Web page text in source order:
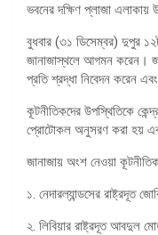
ভবনের দক্ষিণ প্লাজা এলাকায়
বুধবার (৩১ ডিসেম্বর) দুপুর
জানাজাস্থলে আগমন করেন।
প্রতি শ্রদ্ধা নিবেদন করেন
কূটনীতিকদের উপস্থিতিকে
প্রোটোকল অনুসরণ করা হয়
জানাজায় অংশ নেওয়া
১. নেদারল্যান্ডসের রাষ্ট্রদূত
২. লিবিয়ার রাষ্ট্রদূত আবদুল